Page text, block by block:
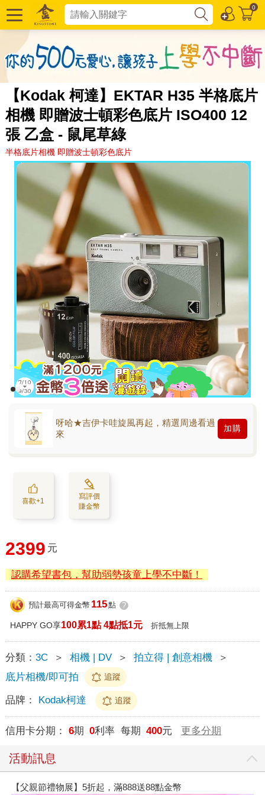
0
【Kodak 柯達】EKTAR H35 半格底片
相機 即贈波士頓彩色底片 ISO400 12
張 乙盒 - 鼠尾草綠
半格底片相機 即贈波士頓彩色底片
呀哈★吉伊卡哇旋風再起，精選周邊看過
來
加購
喜歡+1
寫評價
賺金幣
2399 元
認購希望書包，幫助弱勢孩童上學不中斷！
預計最高可得金幣 115點 ?
HAPPY GO享100累1點 4點抵1元 折抵無上限
分類： 3C ＞ 相機 | DV ＞ 拍立得 | 創意相機
＞
底片相機/即可拍
追蹤
品牌： Kodak柯達 追蹤
信用卡分期： 6期 0利率 每期 400元 更多分期
活動訊息
【父親節禮物展】5折起，滿888送88點金幣